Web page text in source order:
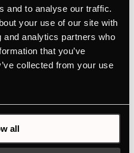
and to analyse our traffic.
your use of our site with
analytics partners who
that you’ve
collected from your use
all